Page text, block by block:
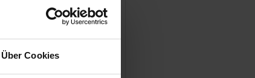
Über Cookies